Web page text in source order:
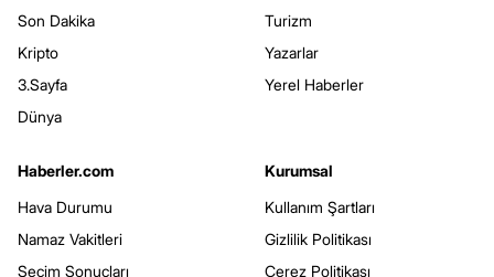
Son Dakika
Kripto
3.Sayfa
Dünya
Turizm
Yazarlar
Yerel Haberler
Haberler.com
Hava Durumu
Namaz Vakitleri
Seçim Sonuçları
Kurumsal
Kullanım Şartları
Gizlilik Politikası
Çerez Politikası